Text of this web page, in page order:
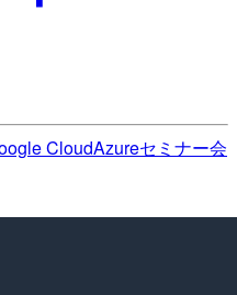
CloudAzureセミナー会